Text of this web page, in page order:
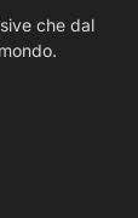
che dal